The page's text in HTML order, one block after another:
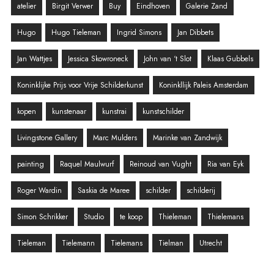
atelier Birgit Verwer Buy Eindhoven Galerie Zand
Hugo Hugo Tieleman Ingrid Simons Jan Dibbets
Jan Wattjes Jessica Skowroneck John van ‘t Slot Klaas Gubbels
Koninklijke Prijs voor Vrije Schilderkunst Koninkllijk Paleis Amsterdam
kopen kunstenaar kunstrai kunstschilder
Livingstone Gallery Marc Mulders Marinke van Zandwijk
painting Raquel Maulwurf Reinoud van Vught Ria van Eyk
Roger Wardin Saskia de Maree schilder schilderij
Simon Schrikker Studio te koop Thieleman Thielemans
Tieleman Tielemann Tielemans Tielman Utrecht